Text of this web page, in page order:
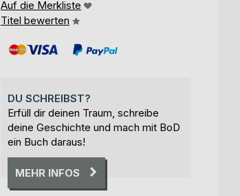
Auf die Merkliste
Titel bewerten
DU SCHREIBST?
Erfüll dir deinen Traum, schreibe
deine Geschichte und mach mit BoD
ein Buch daraus!
MEHR INFOS